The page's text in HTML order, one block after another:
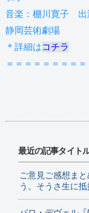
音楽：棚川寛子 出
静岡芸術劇場
＊詳細はコチラ
＝＝＝＝＝＝＝＝
最近の記事タイト
ご意見ご感想ま
う。そうさ生に抵